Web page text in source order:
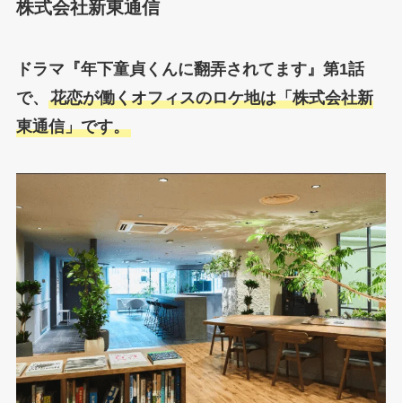
株式会社新東通信
ドラマ『年下童貞くんに翻弄されてます』第1話
で、 花恋が働くオフィスのロケ地は「株式会社新
東通信」です。